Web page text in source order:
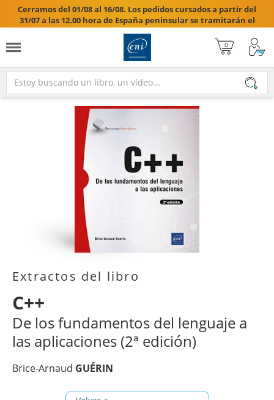
Cerramos del 01/08 al 16/08. Los pedidos cursados a partir del
31/07 a las 12.00 hora de España peninsular se tramitarán el
17/08/2026.

Extractos del libro
C++
De los fundamentos del lenguaje a
las aplicaciones (2ª edición)
Brice-Arnaud GUÉRIN